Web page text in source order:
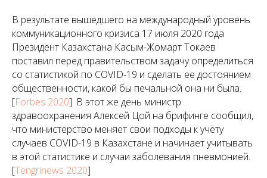
В результате вышедшего на международный уровень
коммуникационного кризиса 17 июля 2020 года
Президент Казахстана Касым-Жомарт Токаев
поставил перед правительством задачу определиться
со статистикой по COVID-19 и сделать ее достоянием
общественности, какой бы печальной она ни была.
[Forbes 2020]. В этот же день министр
здравоохранения Алексей Цой на брифинге сообщил,
что министерство меняет свои подходы к учёту
случаев COVID-19 в Казахстане и начинает учитывать
в этой статистике и случаи заболевания пневмонией.
[Tengrinews 2020]